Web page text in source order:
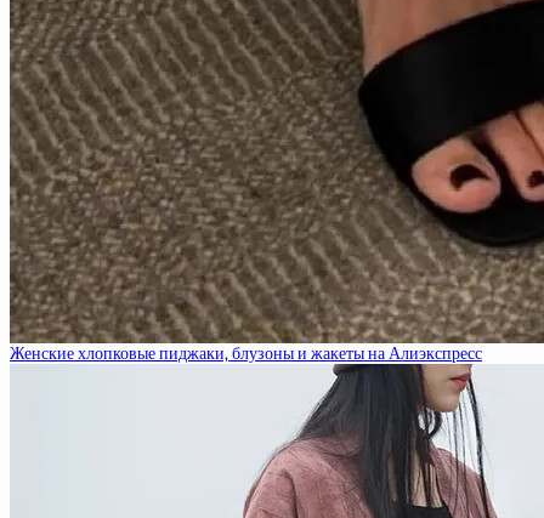
Женские хлопковые пиджаки, блузоны и жакеты на Алиэкспресс